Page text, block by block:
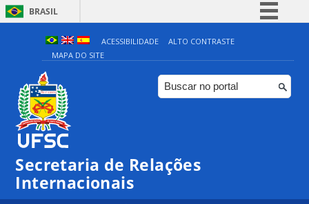
BRASIL
Simplifique!
Comunica BR
Participe
ACESSIBILIDADE
ALTO CONTRASTE
MAPA DO SITE
Secretaria de Relações
Internacionais